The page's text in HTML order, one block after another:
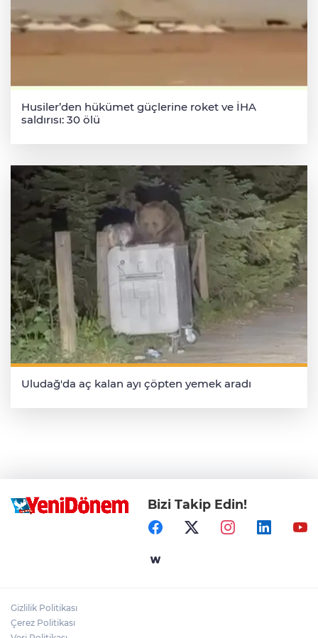
Husiler’den hükümet güçlerine roket ve İHA
saldırısı: 30 ölü
Uludağ'da aç kalan ayı çöpten yemek aradı
Bizi Takip Edin!
Gizlilik Politikası
Çerez Politikası